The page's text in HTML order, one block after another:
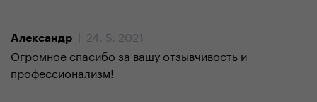
Александр
| 24. 5. 2021
Огромное спасибо за вашу отзывчивость и
профессионализм!